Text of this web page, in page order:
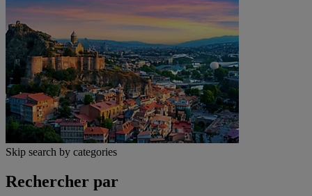
Skip search by categories
Rechercher par